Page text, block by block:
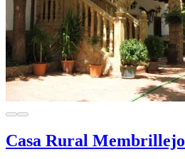
Casa Rural Membrillejo